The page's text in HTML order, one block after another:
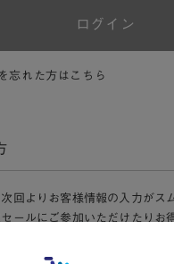
ログイン
忘れた方はこちら
回よりお客様情報の入力がス
ールにご参加いただけたりお